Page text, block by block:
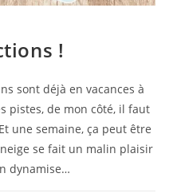
!
sont déjà en vacances à
pistes, de mon côté, il faut
une semaine, ça peut être
se fait un malin plaisir
dynamise…